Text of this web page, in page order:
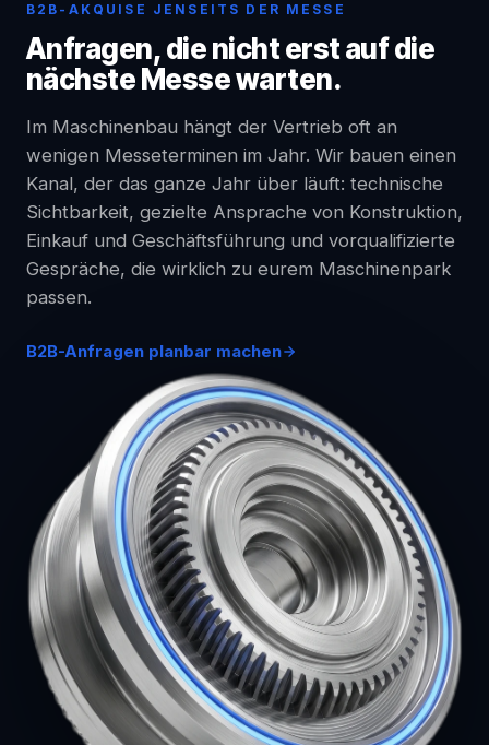
B2B-AKQUISE JENSEITS DER MESSE
Anfragen, die nicht erst auf die
nächste Messe warten.
Im Maschinenbau hängt der Vertrieb oft an
wenigen Messeterminen im Jahr. Wir bauen einen
Kanal, der das ganze Jahr über läuft: technische
Sichtbarkeit, gezielte Ansprache von Konstruktion,
Einkauf und Geschäftsführung und vorqualifizierte
Gespräche, die wirklich zu eurem Maschinenpark
passen.
B2B-Anfragen planbar machen